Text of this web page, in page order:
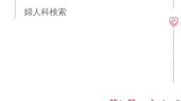
婦人科検索